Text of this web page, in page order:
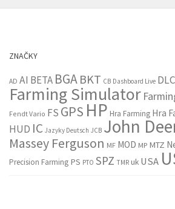
ZNAČKY
AD AI BETA BGABKT CB Dashboard Live DLC
Farming Simulator
Fendt Vario FS GPS HP Hra Farming Hra
HUD IC Jazyky Deutsch JCB John
Massey Ferguson MF MOD MP MTZ
Precision Farming PS PTO SPZ TMR uk USA